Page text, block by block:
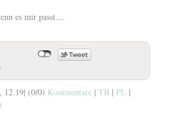
es mir passt....
12.19| (0/0) Kommentare | TB | PL |